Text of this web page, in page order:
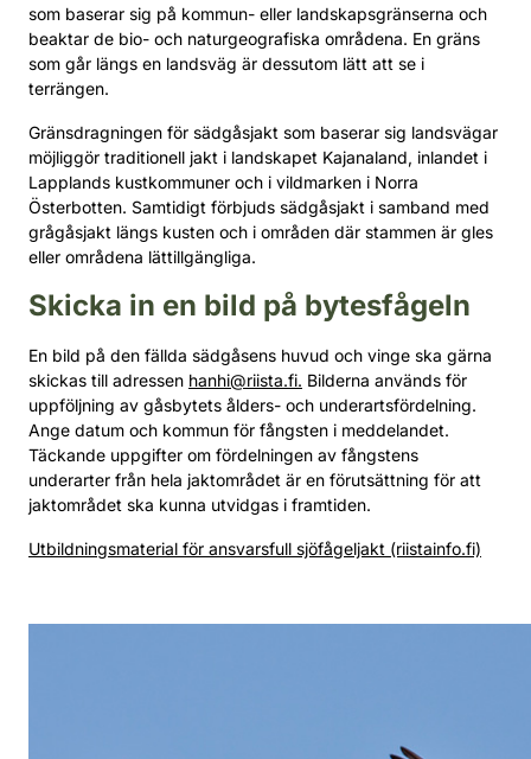
som baserar sig på kommun- eller landskapsgränserna och
beaktar de bio- och naturgeografiska områdena. En gräns
som går längs en landsväg är dessutom lätt att se i
terrängen.
Gränsdragningen för sädgåsjakt som baserar sig landsvägar
möjliggör traditionell jakt i landskapet Kajanaland, inlandet i
Lapplands kustkommuner och i vildmarken i Norra
Österbotten. Samtidigt förbjuds sädgåsjakt i samband med
grågåsjakt längs kusten och i områden där stammen är gles
eller områdena lättillgängliga.
Skicka in en bild på bytesfågeln
En bild på den fällda sädgåsens huvud och vinge ska gärna
skickas till adressen hanhi@riista.fi. Bilderna används för
uppföljning av gåsbytets ålders- och underartsfördelning.
Ange datum och kommun för fångsten i meddelandet.
Täckande uppgifter om fördelningen av fångstens
underarter från hela jaktområdet är en förutsättning för att
jaktområdet ska kunna utvidgas i framtiden.
Utbildningsmaterial för ansvarsfull sjöfågeljakt (riistainfo.fi)